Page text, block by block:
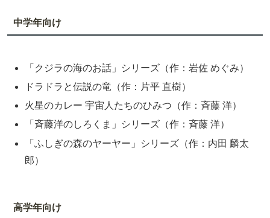
中学年向け
「クジラの海のお話」シリーズ（作：岩佐 めぐみ）
ドラドラと伝説の竜（作：片平 直樹）
火星のカレー 宇宙人たちのひみつ（作：斉藤 洋）
「斉藤洋のしろくま」シリーズ（作：斉藤 洋）
「ふしぎの森のヤーヤー」シリーズ（作：内田 麟太
郎）
高学年向け